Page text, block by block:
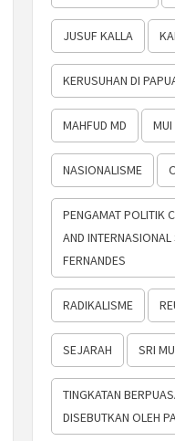
JUSUF KALLA
KERUSUHAN DI
MAHFUD MD MUI
NASIONALISME
PENGAMAT POLITIK
AND
FERNANDES
RADIKALISME
SEJARAH SRI
TINGKATAN
DISEBUTKAN OLEH